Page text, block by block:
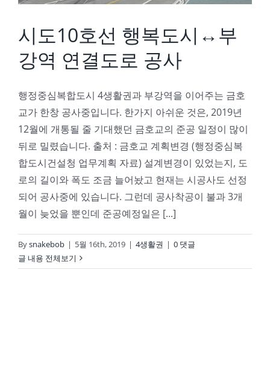
시도10호선 행복도시↔부
강역 연결도로 공사
행정중심복합도시 4생활권과 부강역을 이어주는 금호
교가 한창 공사중입니다. 한가지 아쉬운 것은, 2019년
12월에 개통될 줄 기대했던 금호교의 준공 일정이 많이
뒤로 밀렸습니다. 출처 : 금호교 계획변경 (행정중심복
합도시건설청 업무계획 자료) 설계변경이 있었는지, 도
로의 길이와 폭도 조금 늘어놨고 현재는 시공사도 선정
되어 공사중에 있습니다. 그런데 공사착공이 불과 3개
월이 늦었을 뿐인데 준공예정일은 [...]
Bysnakebob | 5월 16th, 2019 | 4생활권 | 0 댓글
글 내용 전체보기